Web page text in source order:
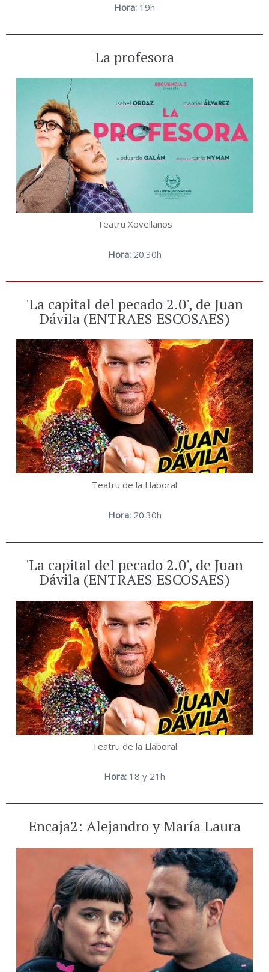
Hora: 19h
La profesora
Teatru Xovellanos
Hora:20.30h
'La capital del pecado 2.0', de Juan
Dávila (ENTRAES ESCOSAES)
Teatru de la Llaboral
Hora:20.30h
'La capital del pecado 2.0', de Juan
Dávila (ENTRAES ESCOSAES)
Teatru de la Llaboral
Hora: 18 y 21h
Encaja2: Alejandro y María Laura